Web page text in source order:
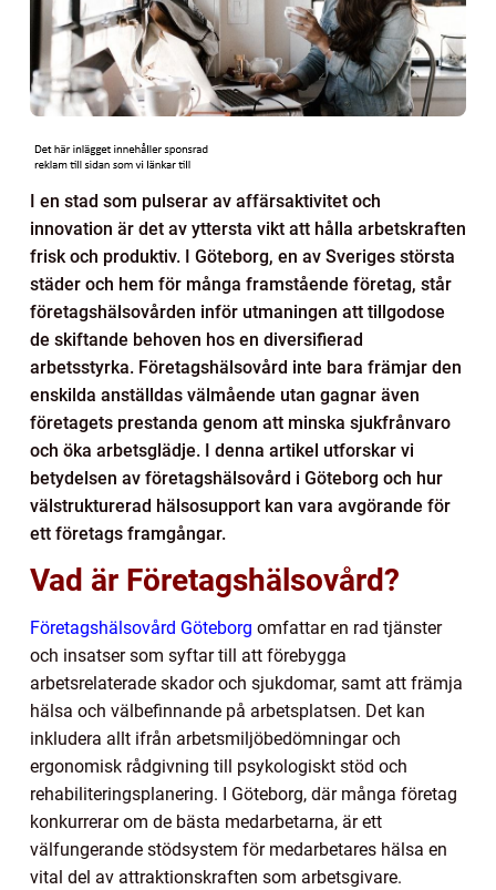
I en stad som pulserar av affärsaktivitet och
innovation är det av yttersta vikt att hålla arbetskraften
frisk och produktiv. I Göteborg, en av Sveriges största
städer och hem för många framstående företag, står
företagshälsovården inför utmaningen att tillgodose
de skiftande behoven hos en diversifierad
arbetsstyrka. Företagshälsovård inte bara främjar den
enskilda anställdas välmående utan gagnar även
företagets prestanda genom att minska sjukfrånvaro
och öka arbetsglädje. I denna artikel utforskar vi
betydelsen av företagshälsovård i Göteborg och hur
välstrukturerad hälsosupport kan vara avgörande för
ett företags framgångar.
Vad är Företagshälsovård?
Företagshälsovård Göteborg omfattar en rad tjänster
och insatser som syftar till att förebygga
arbetsrelaterade skador och sjukdomar, samt att främja
hälsa och välbefinnande på arbetsplatsen. Det kan
inkludera allt ifrån arbetsmiljöbedömningar och
ergonomisk rådgivning till psykologiskt stöd och
rehabiliteringsplanering. I Göteborg, där många företag
konkurrerar om de bästa medarbetarna, är ett
välfungerande stödsystem för medarbetares hälsa en
vital del av attraktionskraften som arbetsgivare.